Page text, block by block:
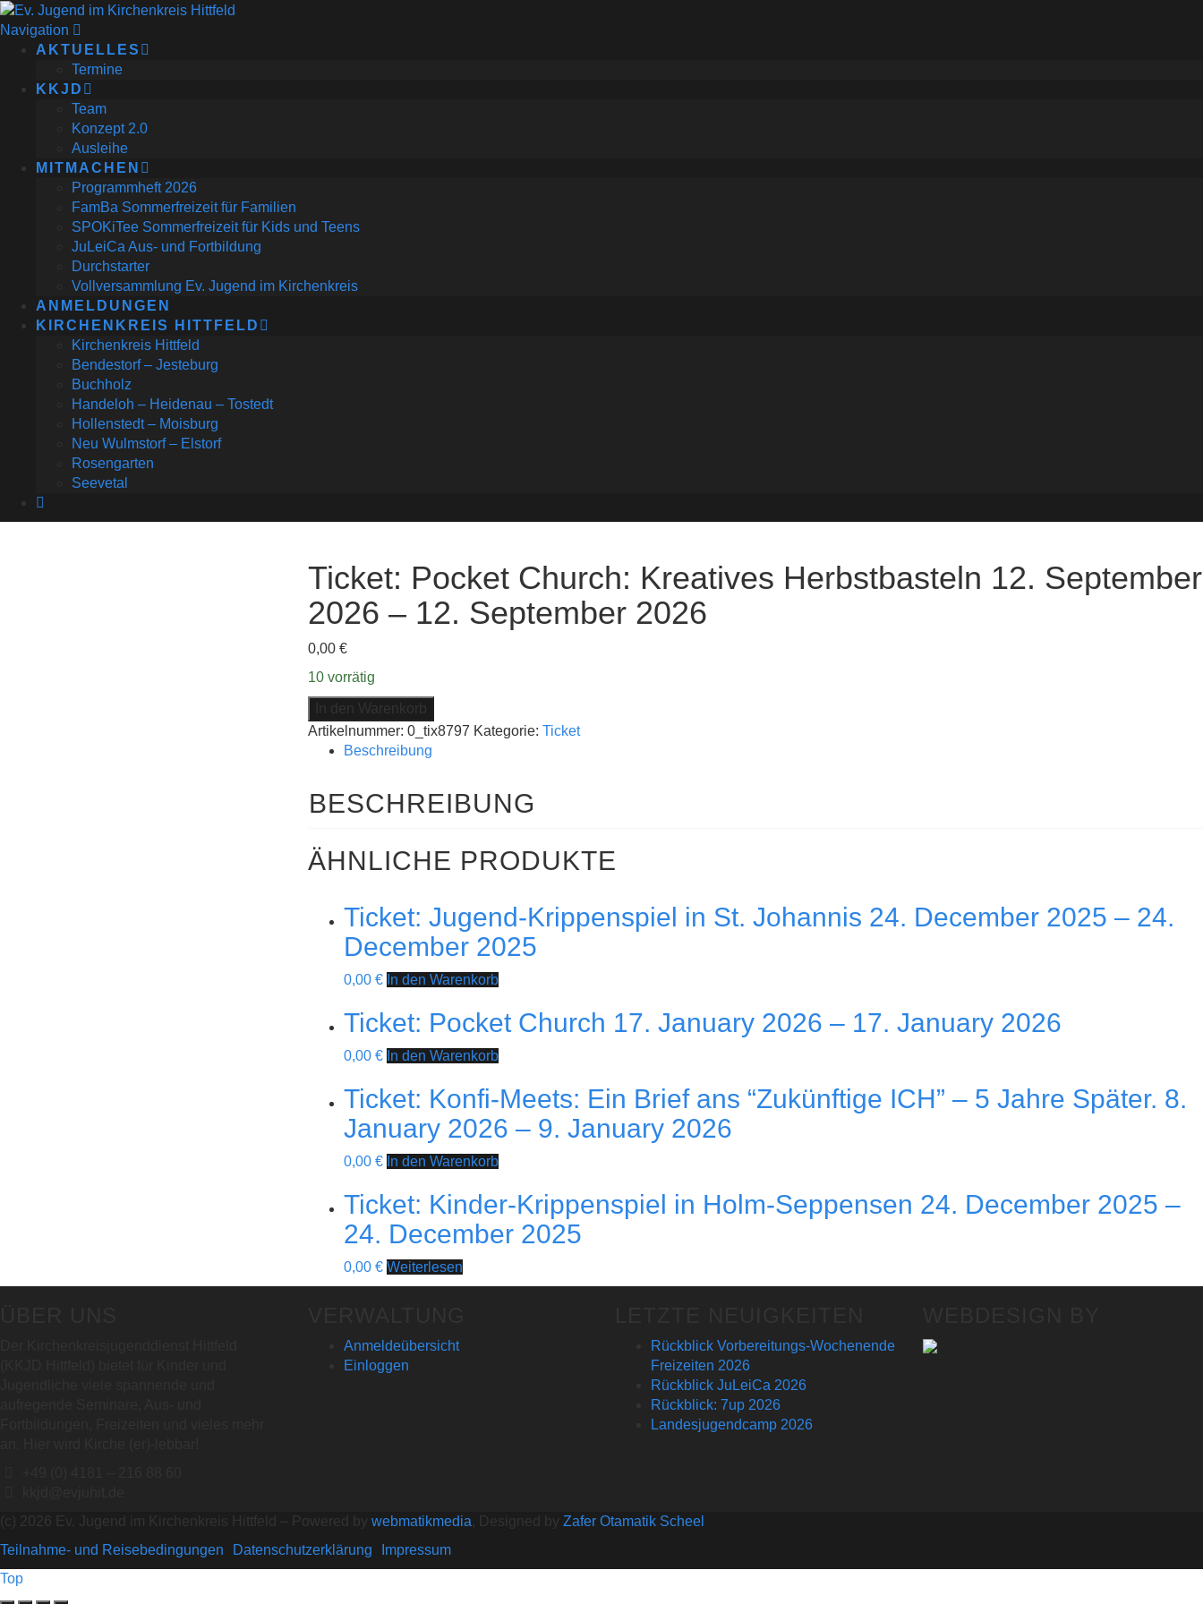
Navigation
AKTUELLES
Termine
KKJD
Team
Konzept 2.0
Ausleihe
MITMACHEN
Programmheft 2026
FamBa Sommerfreizeit für Familien
SPOKiTee Sommerfreizeit für Kids und Teens
JuLeiCa Aus- und Fortbildung
Durchstarter
Vollversammlung Ev. Jugend im Kirchenkreis
ANMELDUNGEN
KIRCHENKREIS HITTFELD
Kirchenkreis Hittfeld
Bendestorf – Jesteburg
Buchholz
Handeloh – Heidenau – Tostedt
Hollenstedt – Moisburg
Neu Wulmstorf – Elstorf
Rosengarten
Seevetal
Ticket: Pocket Church: Kreatives Herbstbasteln 12. September
2026 – 12. September 2026
0,00 €
10 vorrätig
Ticket:
Pocket
Church:
12.
-
2026
Menge
In den Warenkorb
Artikelnummer: 0_tix8797 Kategorie: Ticket
Beschreibung
BESCHREIBUNG
ÄHNLICHE PRODUKTE
Ticket: Jugend-Krippenspiel in St. Johannis 24. December 2025 – 24.
December 2025
0,00 € In den Warenkorb
Ticket: Pocket Church 17. January 2026 – 17. January 2026
0,00 € In den Warenkorb
Ticket: Konfi-Meets: Ein Brief ans “Zukünftige ICH” – 5 Jahre Später. 8.
January 2026 – 9. January 2026
0,00 € In den Warenkorb
Ticket: Kinder-Krippenspiel in Holm-Seppensen 24. December 2025 –
24. December 2025
0,00 € Weiterlesen
Anmeldeübersicht
Einloggen
Rückblick Vorbereitungs-Wochenende
Freizeiten 2026
Rückblick JuLeiCa 2026
Rückblick: 7up 2026
Landesjugendcamp 2026
(c) 2026 Ev. Jugend im Kirchenkreis Hittfeld – Powered by webmatikmedia, Designed by Zafer Otamatik Scheel
Teilnahme- und Reisebedingungen
Datenschutzerklärung
Impressum
Top